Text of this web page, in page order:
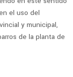
el uso del
y municipal,
de la planta de